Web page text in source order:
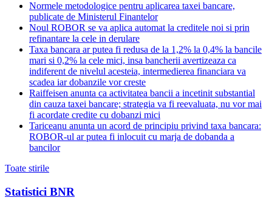
Normele metodologice pentru aplicarea taxei bancare,
publicate de Ministerul Finantelor
Noul ROBOR se va aplica automat la creditele noi si prin
refinantare la cele in derulare
Taxa bancara ar putea fi redusa de la 1,2% la 0,4% la bancile
mari si 0,2% la cele mici, insa bancherii avertizeaza ca
indiferent de nivelul acesteia, intermedierea financiara va
scadea iar dobanzile vor creste
Raiffeisen anunta ca activitatea bancii a incetinit substantial
din cauza taxei bancare; strategia va fi reevaluata, nu vor mai
fi acordate credite cu dobanzi mici
Tariceanu anunta un acord de principiu privind taxa bancara:
ROBOR-ul ar putea fi inlocuit cu marja de dobanda a
bancilor
Toate stirile
Statistici BNR